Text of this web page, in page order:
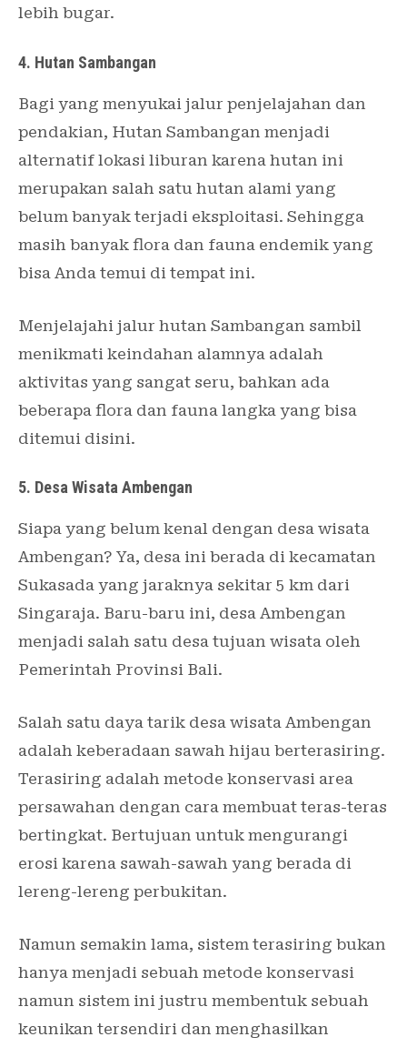
lebih bugar.
4. Hutan Sambangan
Bagi yang menyukai jalur penjelajahan dan
pendakian, Hutan Sambangan menjadi
alternatif lokasi liburan karena hutan ini
merupakan salah satu hutan alami yang
belum banyak terjadi eksploitasi. Sehingga
masih banyak flora dan fauna endemik yang
bisa Anda temui di tempat ini.
Menjelajahi jalur hutan Sambangan sambil
menikmati keindahan alamnya adalah
aktivitas yang sangat seru, bahkan ada
beberapa flora dan fauna langka yang bisa
ditemui disini.
5. Desa Wisata Ambengan
Siapa yang belum kenal dengan desa wisata
Ambengan? Ya, desa ini berada di kecamatan
Sukasada yang jaraknya sekitar 5 km dari
Singaraja. Baru-baru ini, desa Ambengan
menjadi salah satu desa tujuan wisata oleh
Pemerintah Provinsi Bali.
Salah satu daya tarik desa wisata Ambengan
adalah keberadaan sawah hijau berterasiring.
Terasiring adalah metode konservasi area
persawahan dengan cara membuat teras-teras
bertingkat. Bertujuan untuk mengurangi
erosi karena sawah-sawah yang berada di
lereng-lereng perbukitan.
Namun semakin lama, sistem terasiring bukan
hanya menjadi sebuah metode konservasi
namun sistem ini justru membentuk sebuah
keunikan tersendiri dan menghasilkan